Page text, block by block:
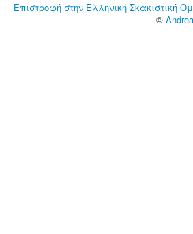
Επιστροφή στην Ελληνική Σκακιστική
©